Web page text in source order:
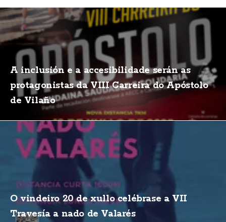
A inclusión e a accesibilidade serán as
protagonistas da VIII Carreira do Apóstolo
de Vilaño
O vindeiro 20 de xullo celébrase a VII
Travesía a nado de Valarés